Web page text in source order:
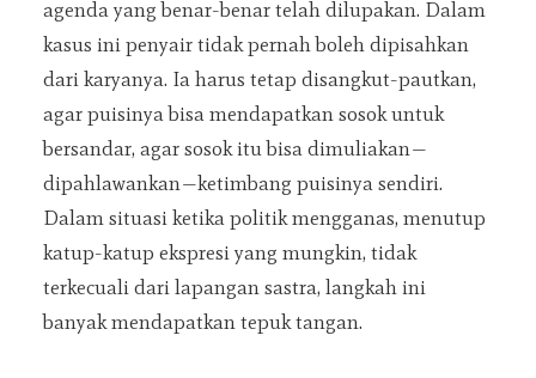
agenda yang benar-benar telah dilupakan. Dalam
kasus ini penyair tidak pernah boleh dipisahkan
dari karyanya. Ia harus tetap disangkut-pautkan,
agar puisinya bisa mendapatkan sosok untuk
bersandar, agar sosok itu bisa dimuliakan—
dipahlawankan—ketimbang puisinya sendiri.
Dalam situasi ketika politik mengganas, menutup
katup-katup ekspresi yang mungkin, tidak
terkecuali dari lapangan sastra, langkah ini
banyak mendapatkan tepuk tangan.